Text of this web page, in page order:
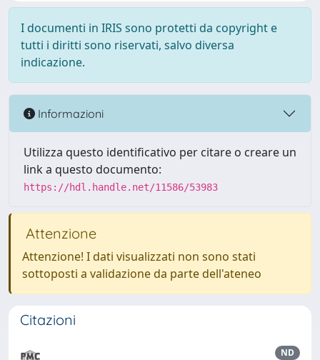
I documenti in IRIS sono protetti da copyright e
tutti i diritti sono riservati, salvo diversa
indicazione.
Informazioni
Utilizza questo identificativo per citare o creare un
link a questo documento:
https://hdl.handle.net/11586/53983
Attenzione
Attenzione! I dati visualizzati non sono stati
sottoposti a validazione da parte dell'ateneo
Citazioni
ND